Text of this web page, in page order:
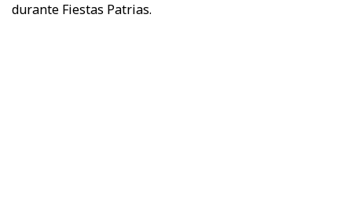
durante Fiestas Patrias.